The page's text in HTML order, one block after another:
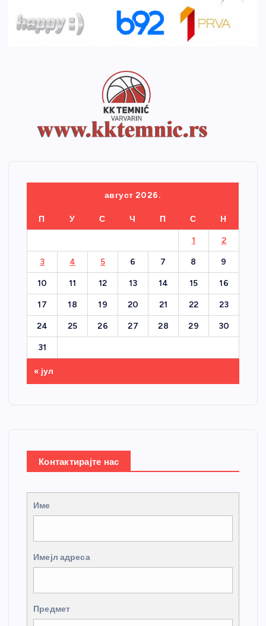
август 2026.
П У С Ч П С Н
1 2
3 4 5 6 7 8 9
10 11 12 13 14 15 16
17 18 19 20 21 22 23
24 25 26 27 28 29 30
31
« јул
Контактирајте нас
Име
Имејл адреса
Предмет